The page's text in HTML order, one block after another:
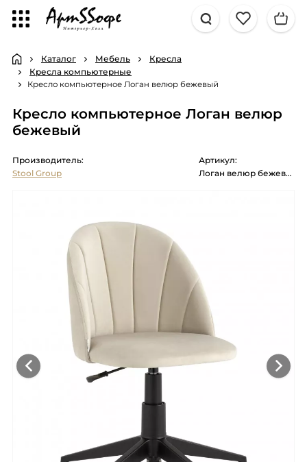
Каталог Мебель
Кресла
Кресла компьютерные
Кресло компьютерное Логан велюр бежевый
Кресло компьютерное Логан велюр
бежевый
Производитель:
Stool Group
Артикул:
Логан велюр бежевый